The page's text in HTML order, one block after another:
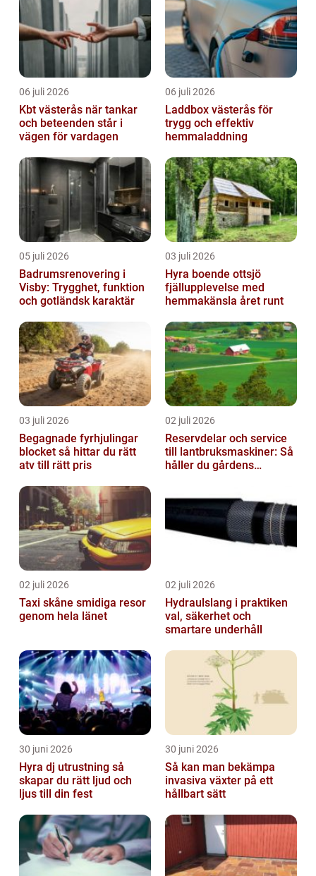
06 juli 2026
Kbt västerås när tankar
och beteenden står i
vägen för vardagen
06 juli 2026
Laddbox västerås för
trygg och effektiv
hemmaladdning
05 juli 2026
Badrumsrenovering i
Visby: Trygghet, funktion
och gotländsk karaktär
03 juli 2026
Hyra boende ottsjö
fjällupplevelse med
hemmakänsla året runt
03 juli 2026
Begagnade fyrhjulingar
blocket så hittar du rätt
atv till rätt pris
02 juli 2026
Reservdelar och service
till lantbruksmaskiner: Så
håller du gårdens
02 juli 2026
Taxi skåne smidiga resor
genom hela länet
02 juli 2026
Hydraulslang i praktiken
val, säkerhet och
smartare underhåll
30 juni 2026
Hyra dj utrustning så
skapar du rätt ljud och
ljus till din fest
30 juni 2026
Så kan man bekämpa
invasiva växter på ett
hållbart sätt